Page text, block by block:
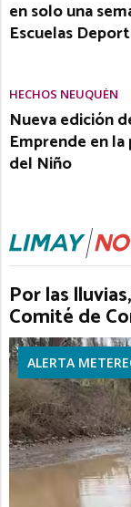
en solo una
Escuelas
HECHOS NEUQUÉN
Nueva edición
Emprende en
del Niño
Por las
Comité de
ALERTA